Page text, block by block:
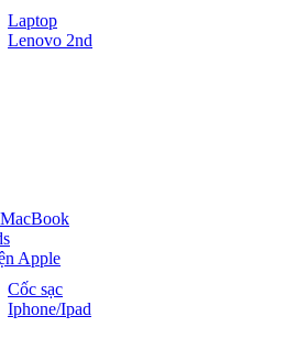
Laptop
Lenovo 2nd
Apple
Cốc sạc
Iphone/Ipad